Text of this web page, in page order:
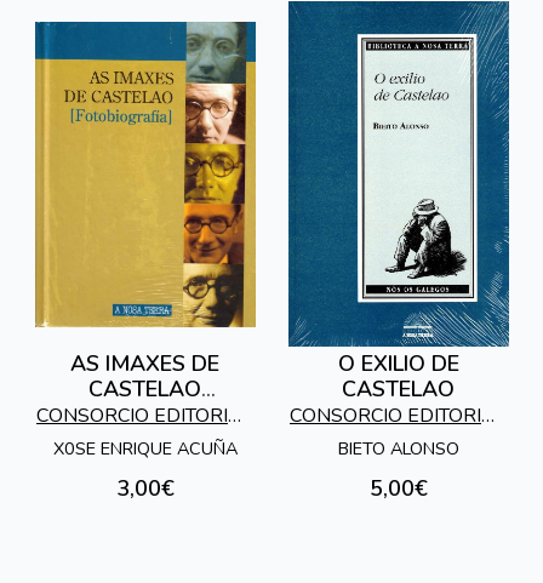
AS IMAXES DE
CASTELAO
[FOTOBIOGRAFIA]
CONSORCIO EDITORIAL
GALEGO
X0SE ENRIQUE ACUÑA
3,00€
O EXILIO DE
CASTELAO
CONSORCIO EDITORIAL
GALEGO
BIETO ALONSO
5,00€